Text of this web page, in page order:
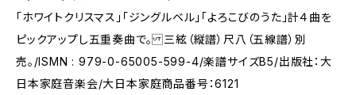
「ホワイトクリスマス」「ジングルベル」「よろこびのうた」計４曲を
ピックアップし五重奏曲で。 三絃（縦譜）尺八（五線譜）別
売。/ISMN : 979-0-65005-599-4/楽譜サイズB5/出版社：大
日本家庭音楽会/大日本家庭商品番号：6121